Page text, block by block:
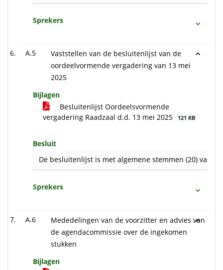
Sprekers
A.5
Vaststellen van de besluitenlijst van de
oordeelvormende vergadering van 13 mei
2025
Bijlagen
Besluitenlijst Oordeelsvormende
vergadering Raadzaal d.d. 13 mei 2025
121 KB
Besluit
De besluitenlijst is met algemene stemmen (20)
Sprekers
A.6
Mededelingen van de voorzitter en advies van
de agendacommissie over de ingekomen
stukken
Bijlagen